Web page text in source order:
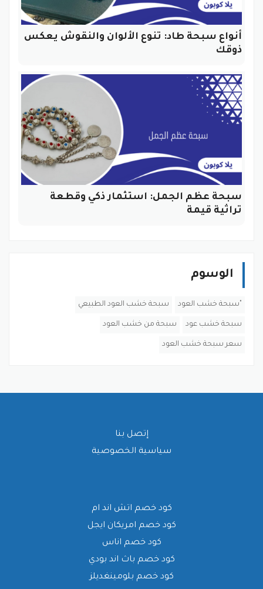
أنواع سبحة طاد: تنوع الألوان والنقوش يعكس
ذوقك
سبحة عظم الجمل: استثمار ذكي وقطعة
تراثية قيمة
الوسوم
"سبحة خشب العود سبحة خشب العود الطبيعي
سبحة خشب عود سبحة من خشب العود
سعر سبحة خشب العود
إتصل بنا
سياسية الخصوصية
كود خصم اتش اند ام
كود خصم امريكان ايجل
كود خصم اناس
كود خصم باث اند بودي
كود خصم بلومينغديلز